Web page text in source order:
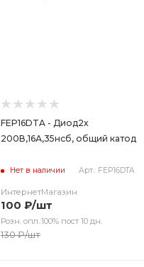
FEP16DTA - Диод2x
200В,16А,35нсб, общий катод
Нет в наличии Арт.: FEP16DTA
ИнтернетМагазин
100 ₽/шт
Розн. опл.:100% пост 10 дн.
130₽/шт